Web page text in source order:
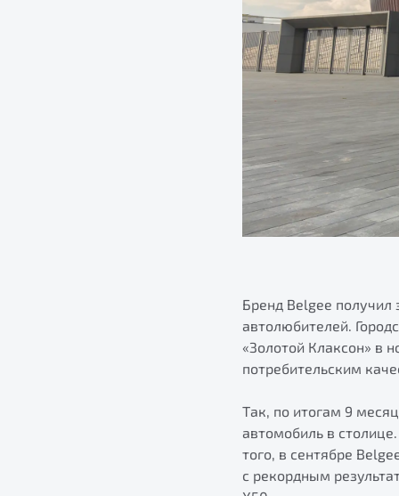
Бренд Belgee
автолюбителей.
«Золотой Клаксон» в
потребительским
Так, по итогам 9
автомобиль в
того, в сентябре
с рекордным